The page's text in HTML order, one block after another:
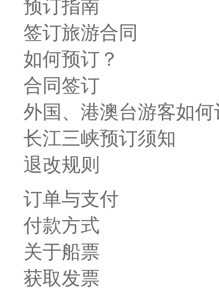
预订指南
签订旅游合同
如何预订？
合同签订
外国、港澳台游客如何
长江三峡预订须知
退改规则
订单与支付
付款方式
关于船票
获取发票